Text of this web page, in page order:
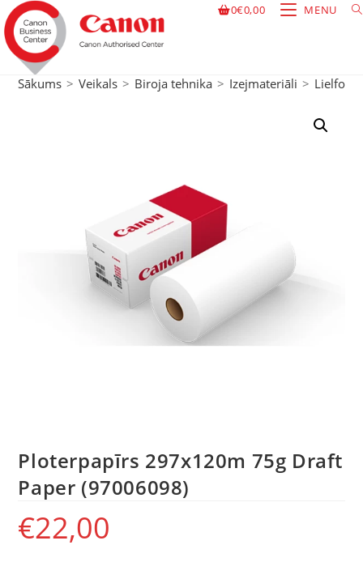
0€0,00 MENU
Sākums > Veikals > Biroja tehnika > Izejmateriāli >
Ploterpapīrs 297x120m 75g Draft
Paper (97006098)
€22,00